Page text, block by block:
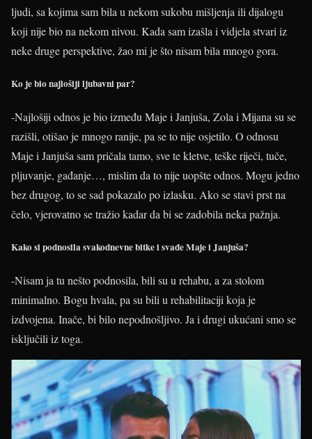
ljudi, sa kojima sam bila u nekom sukobu mišljenja ili dijalogu
koji nije bio na nekom nivou. Kada sam izašla i vidjela stvari iz
neke druge perspektive, žao mi je što nisam bila mnogo gora.
Ko je bio najlošiji ljubavni par?
-Najlošiji odnos je bio između Maje i Janjuša, Zola i Mijana su se
razišli, otišao je mnogo ranije, pa se to nije osjetilo. O odnosu
Maje i Janjuša sam pričala tamo, sve te kletve, teške riječi, tuče,
pljuvanje, gađanje…, mislim da to nije uopšte odnos. Mogu jedno
bez drugog, to se sad pokazalo po izlasku. Ako se stavi prst na
čelo, vjerovatno se tražio kadar da bi se zadobila neka pažnja.
Kako si podnosila svakodnevne bitke i svađe Maje i Janjuša?
-Nisam ja tu nešto podnosila, bili su u rehabu, a za stolom
minimalno. Bogu hvala, pa su bili u rehabilitaciji koja je
izdvojena. Inače, bi bilo nepodnošljivo. Ja i drugi ukućani smo se
isključili iz toga.